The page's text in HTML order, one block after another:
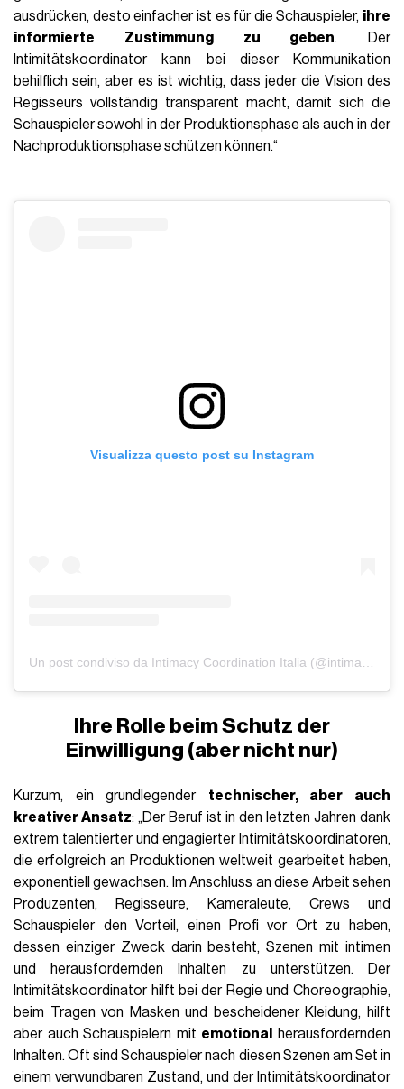
ausdrücken, desto einfacher ist es für die Schauspieler, ihre
informierte Zustimmung zu geben. Der
Intimitätskoordinator kann bei dieser Kommunikation
behilflich sein, aber es ist wichtig, dass jeder die Vision des
Regisseurs vollständig transparent macht, damit sich die
Schauspieler sowohl in der Produktionsphase als auch in der
Nachproduktionsphase schützen können.“
Visualizza questo post su Instagram
Un post condiviso da Intimacy Coordination Italia (@intimacycoordinationitalia)
Ihre Rolle beim Schutz der
Einwilligung (aber nicht nur)
Kurzum, ein grundlegender technischer, aber auch
kreativer Ansatz: „Der Beruf ist in den letzten Jahren dank
extrem talentierter und engagierter Intimitätskoordinatoren,
die erfolgreich an Produktionen weltweit gearbeitet haben,
exponentiell gewachsen. Im Anschluss an diese Arbeit sehen
Produzenten, Regisseure, Kameraleute, Crews und
Schauspieler den Vorteil, einen Profi vor Ort zu haben,
dessen einziger Zweck darin besteht, Szenen mit intimen
und herausfordernden Inhalten zu unterstützen. Der
Intimitätskoordinator hilft bei der Regie und Choreographie,
beim Tragen von Masken und bescheidener Kleidung, hilft
aber auch Schauspielern mit emotional
herausfordernden
Inhalten. Oft sind Schauspieler nach diesen Szenen am Set in
einem verwundbaren Zustand, und der Intimitätskoordinator